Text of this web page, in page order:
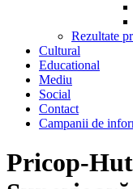
Rezultate
Cultural
Educational
Mediu
Social
Contact
Campanii de
Pricop-